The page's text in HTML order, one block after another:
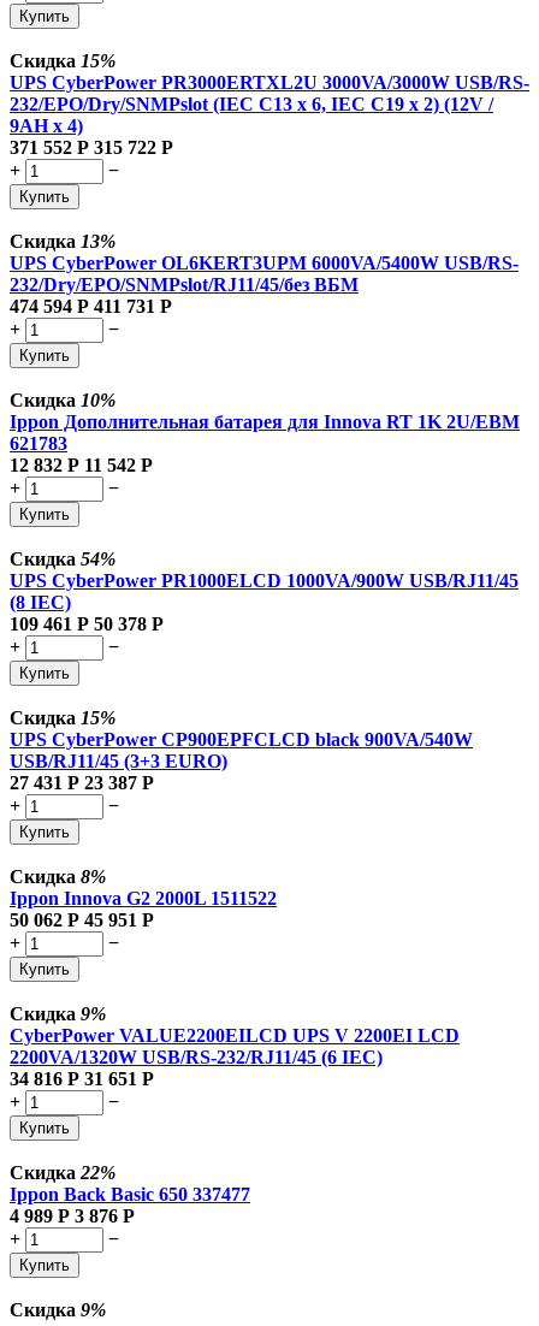
Купить
Скидка 15%
UPS CyberPower PR3000ERTXL2U 3000VA/3000W USB/RS-
232/EPO/Dry/SNMPslot (IEC C13 x 6, IEC C19 x 2) (12V /
9AH х 4)
371 552 Р 315 722 Р
+
−
Купить
Скидка 13%
UPS CyberPower OL6KERT3UPM 6000VA/5400W USB/RS-
232/Dry/EPO/SNMPslot/RJ11/45/без ВБМ
474 594 Р 411 731 Р
+
−
Купить
Скидка 10%
Ippon Дополнительная батарея для Innova RT 1K 2U/EBM
621783
12 832 Р 11 542 Р
+
−
Купить
Скидка 54%
UPS CyberPower PR1000ELCD 1000VA/900W USB/RJ11/45
(8 IEC)
109 461 Р 50 378 Р
+
−
Купить
Скидка 15%
UPS CyberPower CP900EPFCLCD black 900VA/540W
USB/RJ11/45 (3+3 EURO)
27 431 Р 23 387 Р
+
−
Купить
Скидка 8%
Ippon Innova G2 2000L 1511522
50 062 Р 45 951 Р
+
−
Купить
Скидка 9%
CyberPower VALUE2200EILCD UPS V 2200EI LCD
2200VA/1320W USB/RS-232/RJ11/45 (6 IEC)
34 816 Р 31 651 Р
+
−
Купить
Скидка 22%
Ippon Back Basic 650 337477
4 989 Р 3 876 Р
+
−
Купить
Скидка 9%